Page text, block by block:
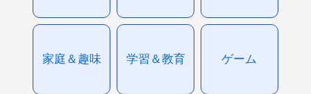
家庭＆趣味 学習＆教育 ゲーム